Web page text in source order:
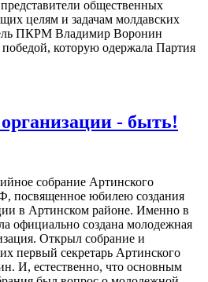
общественных
целям и задачам молдавских
ПКРМ Владимир Воронин
которую одержала Партия
- быть!
собрание Артинского
посвященное юбилею создания
в Артинском районе. Именно в
официально создана молодежная
Открыл собрание и
первый секретарь Артинского
И, естественно, что основным